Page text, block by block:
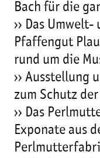
Bach für die
›› Das
Pfaffengut
rund um die
›› Ausstellung
zum Schutz
›› Das
Exponate aus